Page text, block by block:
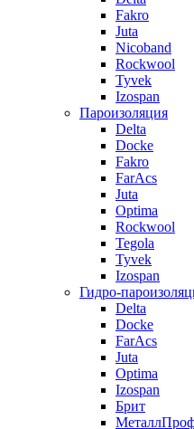
Fakro
Juta
Nicoband
Rockwool
Tyvek
Izospan
Пароизоляция
Delta
Docke
Fakro
FarAcs
Juta
Optima
Rockwool
Tegola
Tyvek
Izospan
Гидро-
Delta
Docke
FarAcs
Juta
Optima
Izospan
Брит